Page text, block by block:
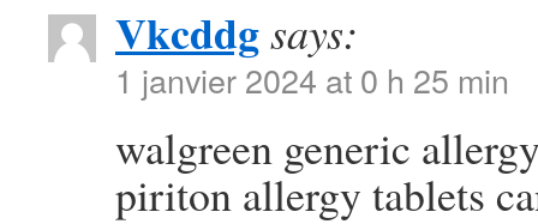
Vkcddgsays:
1 janvier 2024 at 0 h 25 min
walgreen generic
piriton allergy tablets